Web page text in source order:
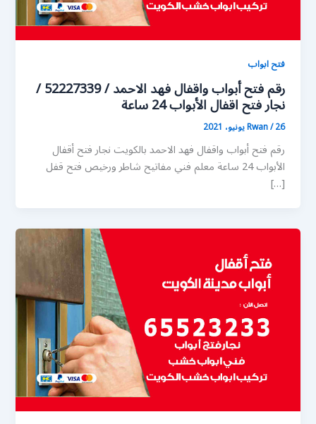
فتح ابواب
رقم فتح أبواب واقفال فهد الاحمد / 52227339 /
نجار فتح اقفال الأبواب 24 ساعة
Rwan/26 يونيو، 2021
رقم فتح أبواب واقفال فهد الاحمد بالكويت نجار فتح أقفال
الأبواب 24 ساعة معلم فني مفاتيح شاطر ورخيص فتح قفل
[…]